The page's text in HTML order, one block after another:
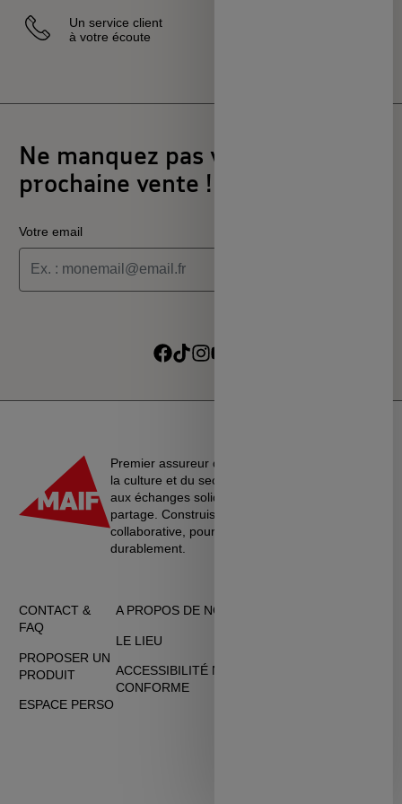
Un service client
à votre écoute
Ne manquez pas votre
prochaine vente !
Votre email
Je souhaite recevoir les alertes des ventes découvertes du
Premier assureur du monde de l’éducation, de
la culture et du secteur associatif, La MAIF croit
aux échanges solidaires, à l’entraide et au
partage. Construisons une société plus
collaborative, pour vivre ensemble…
durablement.
CONTACT &
FAQ
PROPOSER UN
PRODUIT
ESPACE PERSO
A PROPOS DE NOUS
LE LIEU
ACCESSIBILITÉ NON
CONFORME